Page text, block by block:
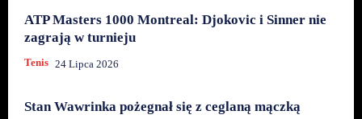
ATP Masters 1000 Montreal: Djokovic i Sinner nie
zagrają w turnieju
Tenis 24 Lipca 2026
Stan Wawrinka pożegnał się z ceglaną mączką